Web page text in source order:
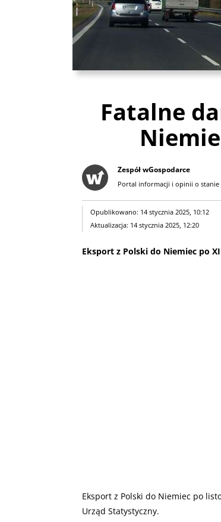
Fatalne
Zespół wGospodarce
Portal informacji i opinii o stanie
Opublikowano: 14 stycznia 2025, 10:12
Aktualizacja: 14 stycznia 2025, 12:20
Eksport z Polski do Niemiec po
Eksport z Polski do Niemiec po
Urząd Statystyczny.